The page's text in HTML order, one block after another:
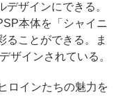
ザインにできる。
本体を「シャイニ
ることができる。ま
ザインされている。
ロインたちの魅力を